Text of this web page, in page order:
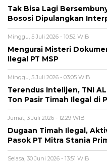
Tak Bisa Lagi
Bososi Dipulangkan
Minggu, 5 Juli 2026 - 10:52 WIB
Mengurai Misteri
Ilegal PT MSP
Minggu, 5 Juli 2026 - 03:05 WIB
Terendus Intelijen, TNI
Ton Pasir Timah Ilegal di
Jumat, 3 Juli 2026 - 12:29 WIB
Dugaan Timah Ilegal,
Pasok PT Mitra Stania
Selasa, 30 Juni 2026 - 13:51 WIB